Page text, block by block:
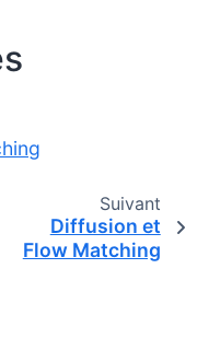
Suivant
Diffusion et
Flow Matching